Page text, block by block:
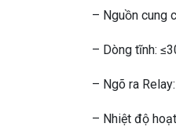
– Nguồn cung
– Dòng tĩnh:
– Ngõ ra
– Nhiệt độ